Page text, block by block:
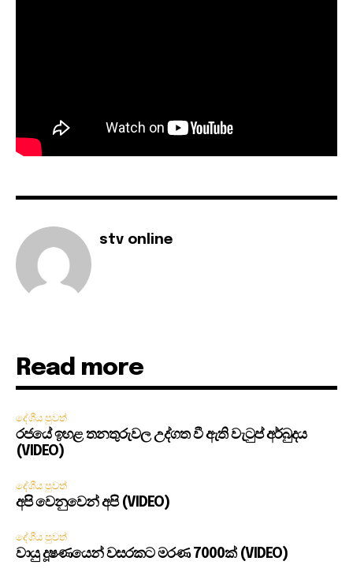
stv online
Read more
දේශීය පුවත්
රජයේ ඉහළ තනතුරුවල උද්ගත වී ඇති වැටුප් අර්බුදය
(VIDEO)
දේශීය පුවත්
අපි වෙනුවෙන් අපි (VIDEO)
දේශීය පුවත්
වායු දූෂණයෙන් වසරකට මරණ 7000ක් (VIDEO)